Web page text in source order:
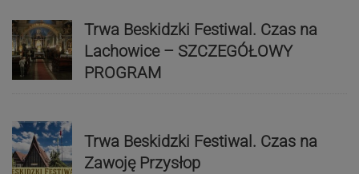
Trwa Beskidzki Festiwal. Czas na
Lachowice – SZCZEGÓŁOWY
PROGRAM
Trwa Beskidzki Festiwal. Czas na
Zawoję Przysłop